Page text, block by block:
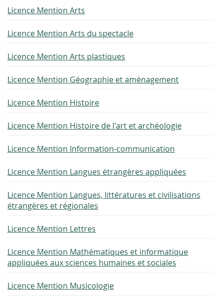
Licence Mention Arts
Licence Mention Arts du spectacle
Licence Mention Arts plastiques
Licence Mention Géographie et aménagement
Licence Mention Histoire
Licence Mention Histoire de l'art et archéologie
Licence Mention Information-communication
Licence Mention Langues étrangères appliquées
Licence Mention Langues, littératures et civilisations
étrangères et régionales
Licence Mention Lettres
Licence Mention Mathématiques et informatique
appliquées aux sciences humaines et sociales
Licence Mention Musicologie